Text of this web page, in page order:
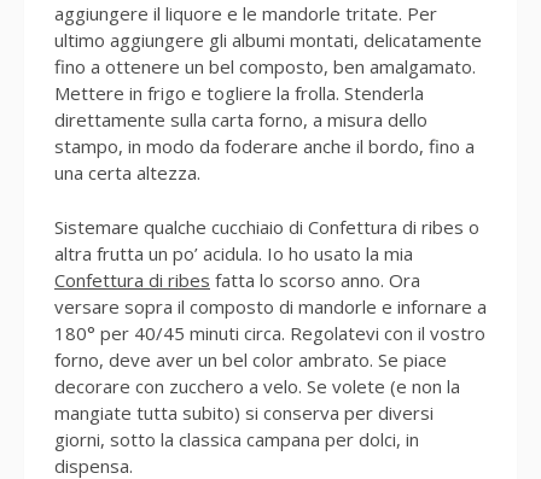
aggiungere il liquore e le mandorle tritate. Per
ultimo aggiungere gli albumi montati, delicatamente
fino a ottenere un bel composto, ben amalgamato.
Mettere in frigo e togliere la frolla. Stenderla
direttamente sulla carta forno, a misura dello
stampo, in modo da foderare anche il bordo, fino a
una certa altezza.
Sistemare qualche cucchiaio di Confettura di ribes o
altra frutta un po’ acidula. Io ho usato la mia
Confettura di ribes fatta lo scorso anno. Ora
versare sopra il composto di mandorle e infornare a
180° per 40/45 minuti circa. Regolatevi con il vostro
forno, deve aver un bel color ambrato. Se piace
decorare con zucchero a velo. Se volete (e non la
mangiate tutta subito) si conserva per diversi
giorni, sotto la classica campana per dolci, in
dispensa.